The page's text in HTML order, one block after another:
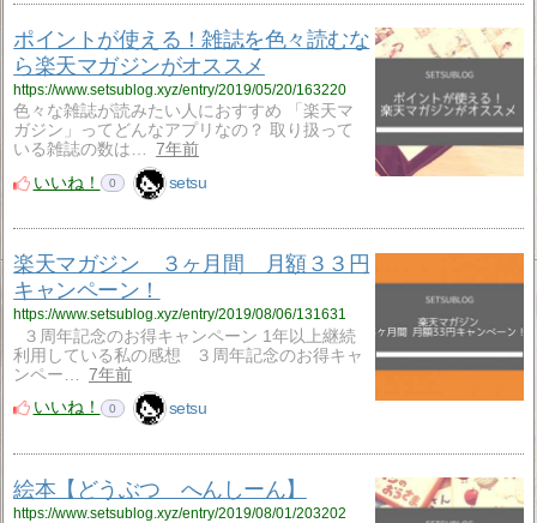
ポイントが使える！雑誌を色々読むな
ら楽天マガジンがオススメ
https://www.setsublog.xyz/entry/2019/05/20/163220
色々な雑誌が読みたい人におすすめ 「楽天マ
ガジン」ってどんなアプリなの？ 取り扱って
いる雑誌の数は…
7年前
いいね！
0 setsu
楽天マガジン ３ヶ月間 月額３３円
キャンペーン！
https://www.setsublog.xyz/entry/2019/08/06/131631
３周年記念のお得キャンペーン 1年以上継続
利用している私の感想 ３周年記念のお得キャ
ンペー…
7年前
いいね！
0 setsu
絵本【どうぶつ へんしーん】
https://www.setsublog.xyz/entry/2019/08/01/203202